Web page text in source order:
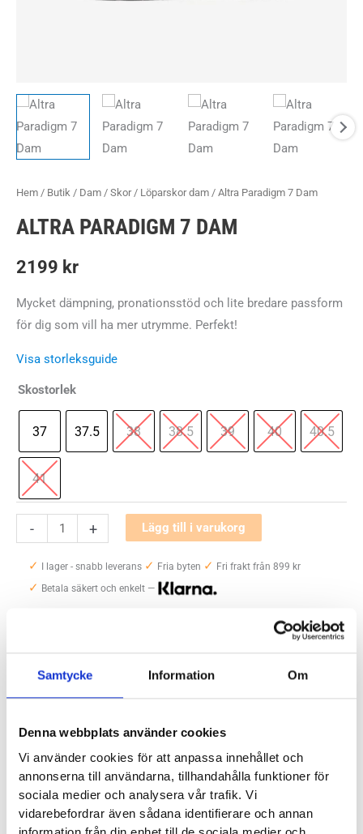
Samtycke Information Om
Denna webbplats använder cookies
Vi använder cookies för att anpassa innehållet och
annonserna till användarna, tillhandahålla funktioner för
sociala medier och analysera vår trafik. Vi
vidarebefordrar även sådana identifierare och annan
Hem / Butik / Dam / Skor/ Löparskor dam / Altra Paradigm 7 Dam
ALTRA PARADIGM 7 DAM
2199 kr
Mycket dämpning, pronationsstöd och lite bredare passform
för dig som vill ha mer utrymme. Perfekt!
Visa storleksguide
Skostorlek
37 37.5 38 38.5 39 40 40.5
41
-
Paradigm
Dam
+ Lägg till i varukorg
✓ I lager - snabb leverans ✓ Fria byten ✓ Fri frakt från 899 kr
✓ Betala säkert och enkelt —
Löparskor dam
Produktegenskaper
Sjunde versionen av Altra Paradigm håller kvar vid de fina
egenskaper som bidragit till den här modellens popularitet:
mycket dämpning, stabilitet för dig som pronerar, något